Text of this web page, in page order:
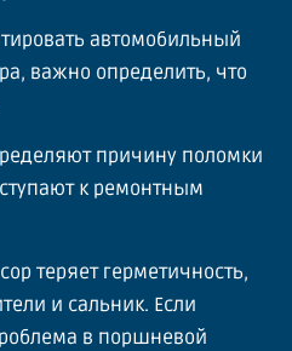
автомобильный
важно определить, что
причину поломки
к ремонтным
теряет герметичность,
и сальник. Если
в поршневой